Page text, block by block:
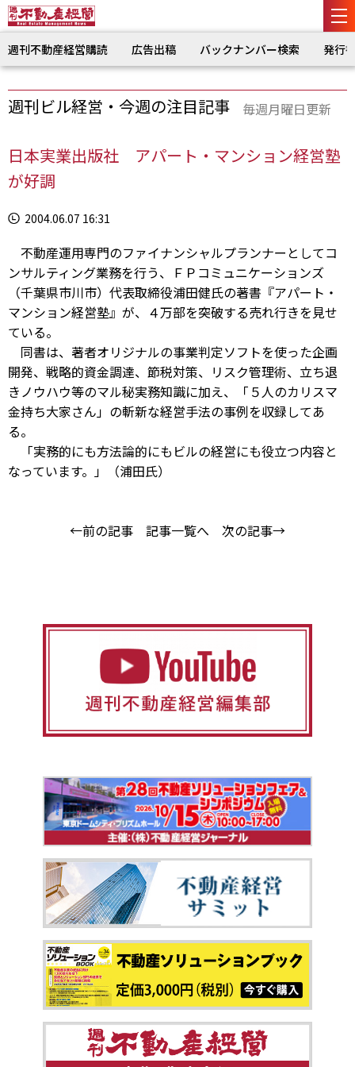
週刊不動産経営購読 広告出稿 バックナンバー検索 発行
週刊ビル経営・今週の注目記事 毎週月曜日更新
日本実業出版社 アパート・マンション経営塾
が好調
2004.06.07 16:31
不動産運用専門のファイナンシャルプランナーとしてコ
ンサルティング業務を行う、ＦＰコミュニケーションズ
（千葉県市川市）代表取締役浦田健氏の著書『アパート・
マンション経営塾』が、４万部を突破する売れ行きを見せ
ている。
同書は、著者オリジナルの事業判定ソフトを使った企画
開発、戦略的資金調達、節税対策、リスク管理術、立ち退
きノウハウ等のマル秘実務知識に加え、「５人のカリスマ
金持ち大家さん」の斬新な経営手法の事例を収録してあ
る。
「実務的にも方法論的にもビルの経営にも役立つ内容と
なっています。」（浦田氏）
←前の記事 記事一覧へ 次の記事→